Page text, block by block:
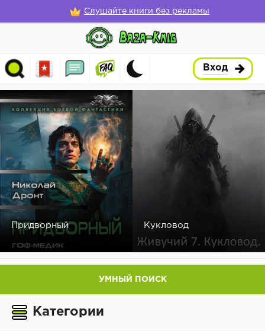
Слушайте книги без рекламы
Вход
Придворный Кукловод
УМНЫЙ ПОИСК
Категории